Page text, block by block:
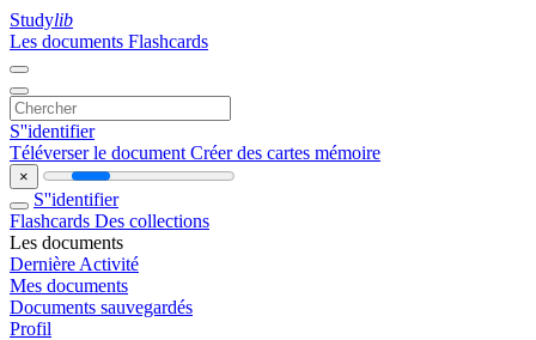
Studylib
Les documents Flashcards
S''identifier
Téléverser le document Créer des cartes mémoire
×
S''identifier
Flashcards Des collections
Les documents
Dernière Activité
Mes documents
Documents sauvegardés
Profil